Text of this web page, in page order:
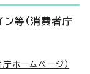
ン等（消費者庁
ホームページ）